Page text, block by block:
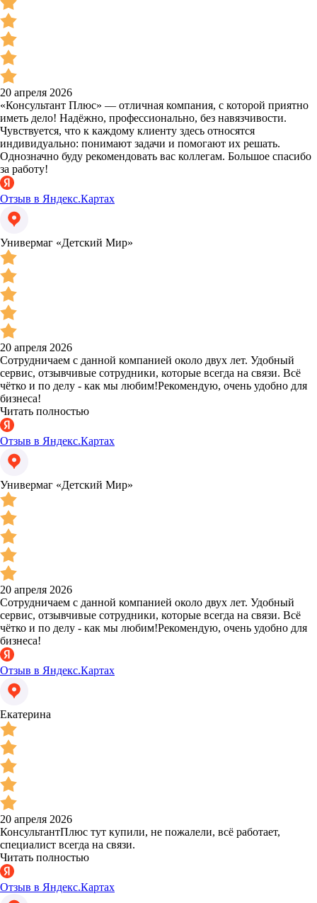
20 апреля 2026
«Консультант Плюс» — отличная компания, с которой приятно
иметь дело! Надёжно, профессионально, без навязчивости.
Чувствуется, что к каждому клиенту здесь относятся
индивидуально: понимают задачи и помогают их решать.
Однозначно буду рекомендовать вас коллегам. Большое спасибо
за работу!
Отзыв в Яндекс.Картах
Универмаг «Детский Мир»
20 апреля 2026
Сотрудничаем с данной компанией около двух лет. Удобный
сервис, отзывчивые сотрудники, которые всегда на связи. Всё
чётко и по делу - как мы любим!Рекомендую, очень удобно для
бизнеса!
Читать полностью
Отзыв в Яндекс.Картах
Универмаг «Детский Мир»
20 апреля 2026
Сотрудничаем с данной компанией около двух лет. Удобный
сервис, отзывчивые сотрудники, которые всегда на связи. Всё
чётко и по делу - как мы любим!Рекомендую, очень удобно для
бизнеса!
Отзыв в Яндекс.Картах
Екатерина
20 апреля 2026
КонсультантПлюс тут купили, не пожалели, всё работает,
специалист всегда на связи.
Читать полностью
Отзыв в Яндекс.Картах